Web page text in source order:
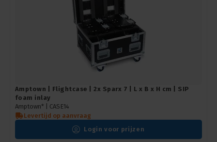
Amptown | Flightcase | 2x Sparx 7 | L x B x H cm | SIP
foam inlay
Amptown* | CASE14
Levertijd op aanvraag
Login voor prijzen